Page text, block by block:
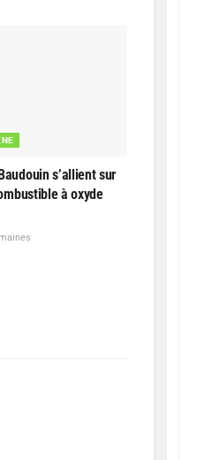
s’allient sur
à oxyde